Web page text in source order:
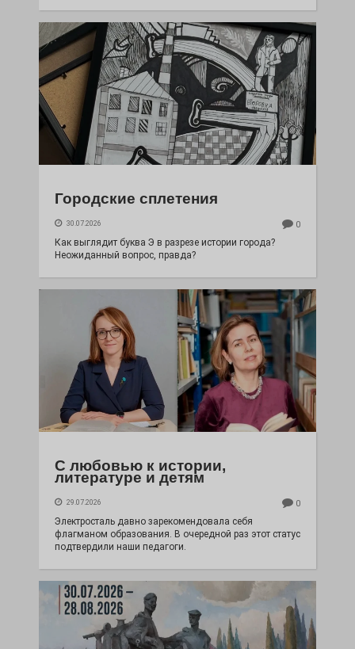
Городские сплетения
30.07.2026 0
Как выглядит буква Э в разрезе истории города?
Неожиданный вопрос, правда?
С любовью к истории,
литературе и детям
29.07.2026 0
Электросталь давно зарекомендовала себя
флагманом образования. В очередной раз этот статус
подтвердили наши педагоги.